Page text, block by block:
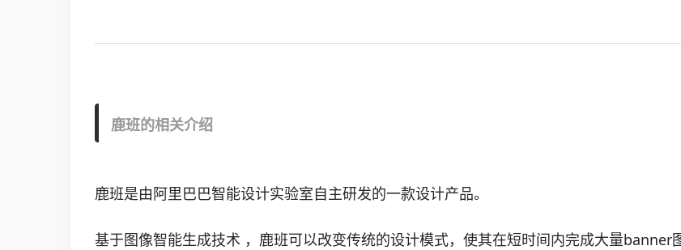
鹿班的相关介绍
鹿班是由阿里巴巴智能设计实验室自主研发的一款设计产品。
基于图像智能生成技术 ，鹿班可以改变传统的设计模式，使其在短时间内完成大量